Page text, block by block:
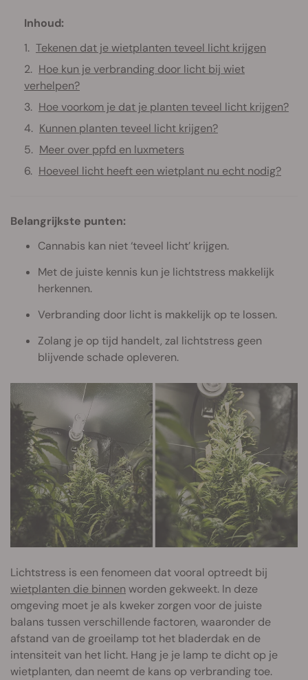
Inhoud:
Tekenen dat je wietplanten teveel licht krijgen
Hoe kun je verbranding door licht bij wiet
verhelpen?
Hoe voorkom je dat je planten teveel licht krijgen?
Kunnen planten teveel licht krijgen?
Meer over ppfd en luxmeters
Hoeveel licht heeft een wietplant nu echt nodig?
Belangrijkste punten:
Cannabis kan niet ‘teveel licht’ krijgen.
Met de juiste kennis kun je lichtstress makkelijk
herkennen.
Verbranding door licht is makkelijk op te lossen.
Zolang je op tijd handelt, zal lichtstress geen
blijvende schade opleveren.
Lichtstress is een fenomeen dat vooral optreedt bij
wietplanten die binnen worden gekweekt. In deze
omgeving moet je als kweker zorgen voor de juiste
balans tussen verschillende factoren, waaronder de
afstand van de groeilamp tot het bladerdak en de
intensiteit van het licht. Hang je je lamp te dicht op je
wietplanten, dan neemt de kans op verbranding toe.